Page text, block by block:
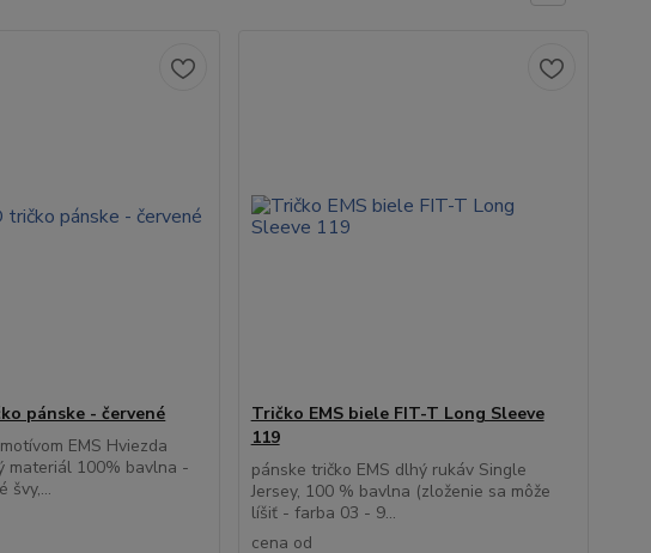
pánske - červené
EMS Hviezda
materiál 100% bavlna -
švy,...
Tričko EMS biele FIT-T Long Sleeve
119
pánske tričko EMS dlhý rukáv Single
Jersey, 100 % bavlna (zloženie sa môže
líšiť - farba 03 - 9...
cena od